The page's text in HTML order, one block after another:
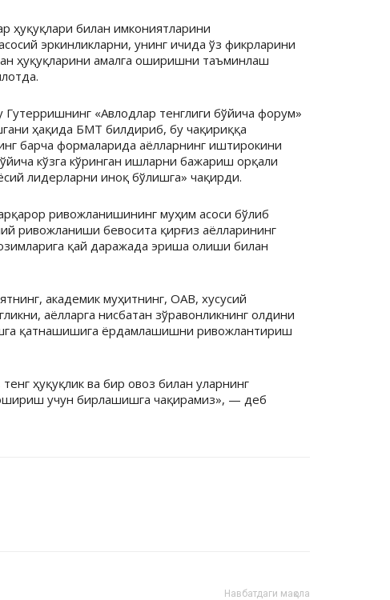
ҳуқуқлари билан имкониятларини
эркинликларни, унинг ичида ўз фикрларини
ҳуқуқларини амалга оширишни таъминлаш
«Авлодлар тенглиги бўйича форум»
ҳақида БМТ билдириб, бу чақириққа
барча формаларида аёлларнинг иштирокини
кўзга кўринган ишларни бажариш орқали
лидерларни иноқ бўлишга» чақирди.
ривожланишининг муҳим асоси бўлиб
ривожланиши бевосита қирғиз аёлларининг
қай даражада эриша олиши билан
академик муҳитнинг, ОАВ, хусусий
аёлларга нисбатан зўравонликнинг олдини
қатнашишига ёрдамлашишни ривожлантириш
ҳуқуқлик ва бир овоз билан уларнинг
учун бирлашишга чақирамиз», — деб
Навбатдаги мақола